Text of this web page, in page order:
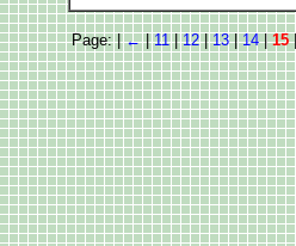
Page: |←|11|12|13|14|15